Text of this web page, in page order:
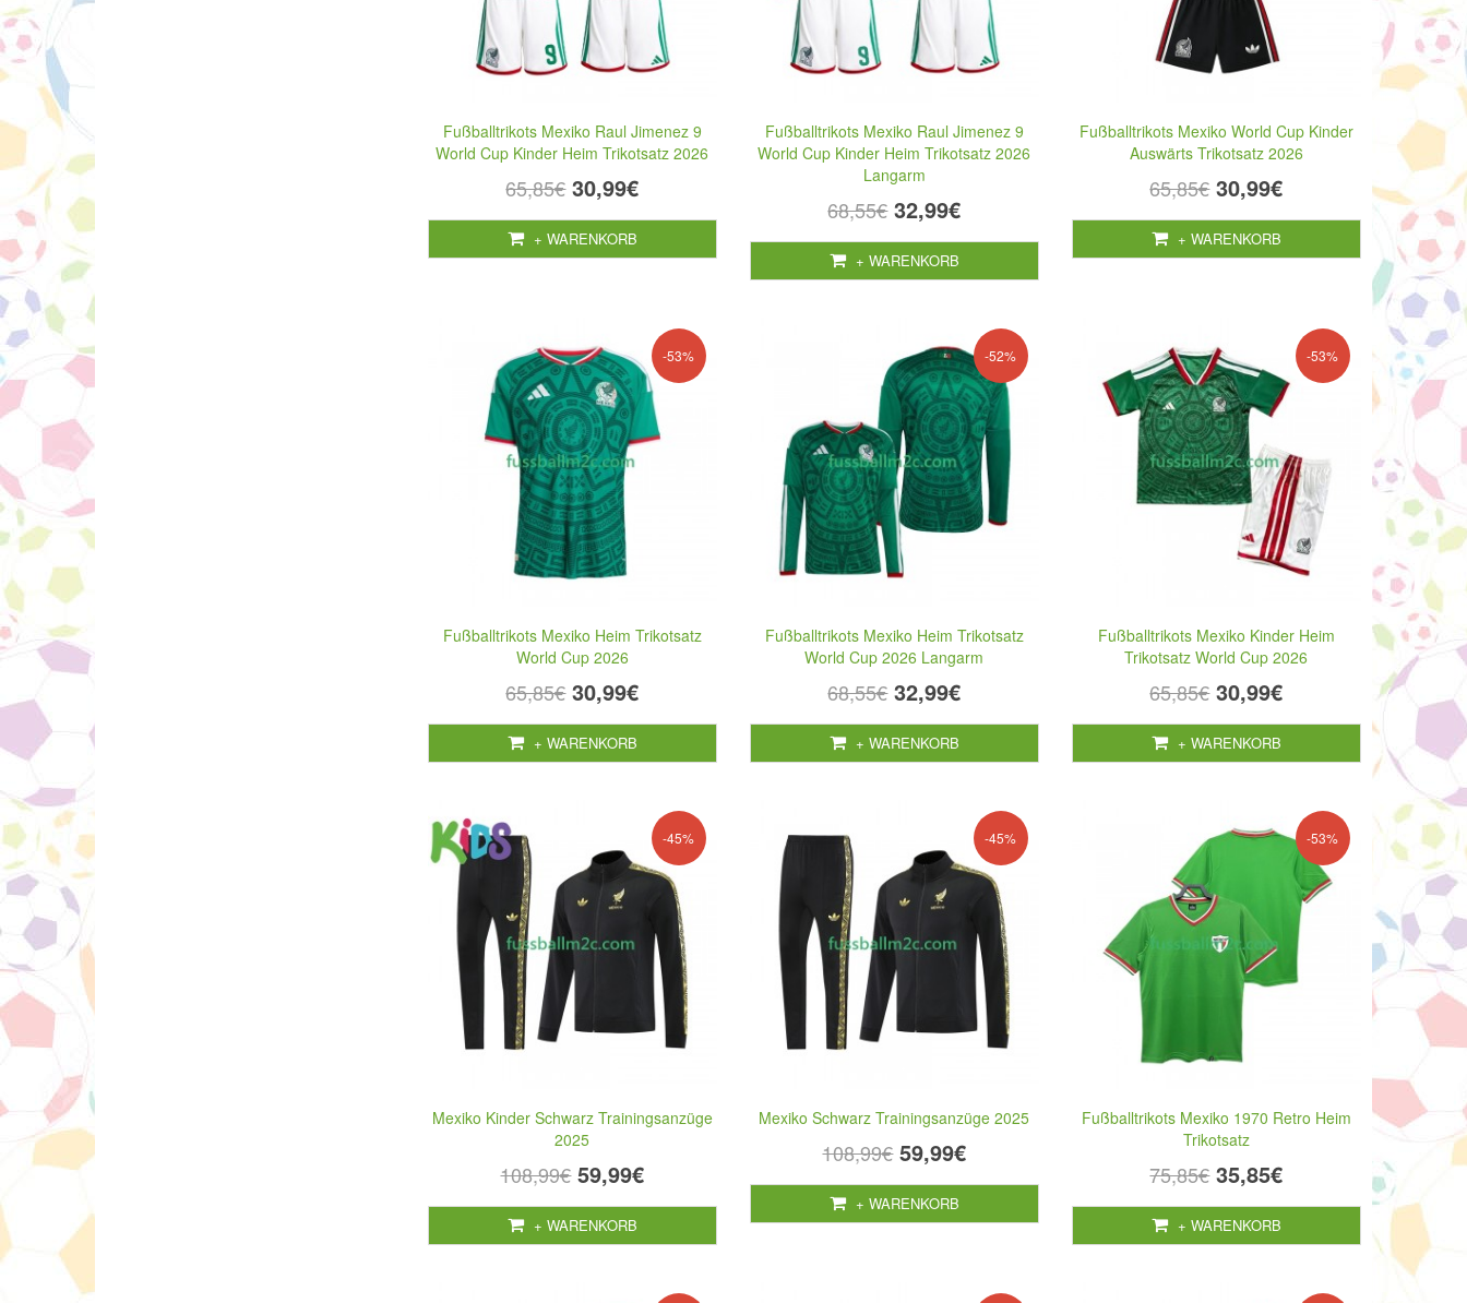
Fußballtrikots Mexiko Raul Jimenez 9
World Cup Kinder Heim Trikotsatz 2026
65,85€ 30,99€
+ WARENKORB
Fußballtrikots Mexiko Raul Jimenez 9
World Cup Kinder Heim Trikotsatz 2026
Langarm
68,55€ 32,99€
+ WARENKORB
Fußballtrikots Mexiko World Cup Kinder
Auswärts Trikotsatz 2026
65,85€ 30,99€
+ WARENKORB
-53%
Fußballtrikots Mexiko Heim Trikotsatz
World Cup 2026
65,85€ 30,99€
+ WARENKORB
-52%
Fußballtrikots Mexiko Heim Trikotsatz
World Cup 2026 Langarm
68,55€ 32,99€
+ WARENKORB
-53%
Fußballtrikots Mexiko Kinder Heim
Trikotsatz World Cup 2026
65,85€ 30,99€
+ WARENKORB
-45%
Mexiko Kinder Schwarz Trainingsanzüge
2025
108,99€ 59,99€
+ WARENKORB
-45%
Mexiko Schwarz Trainingsanzüge 2025
108,99€ 59,99€
+ WARENKORB
-53%
Fußballtrikots Mexiko 1970 Retro Heim
Trikotsatz
75,85€ 35,85€
+ WARENKORB